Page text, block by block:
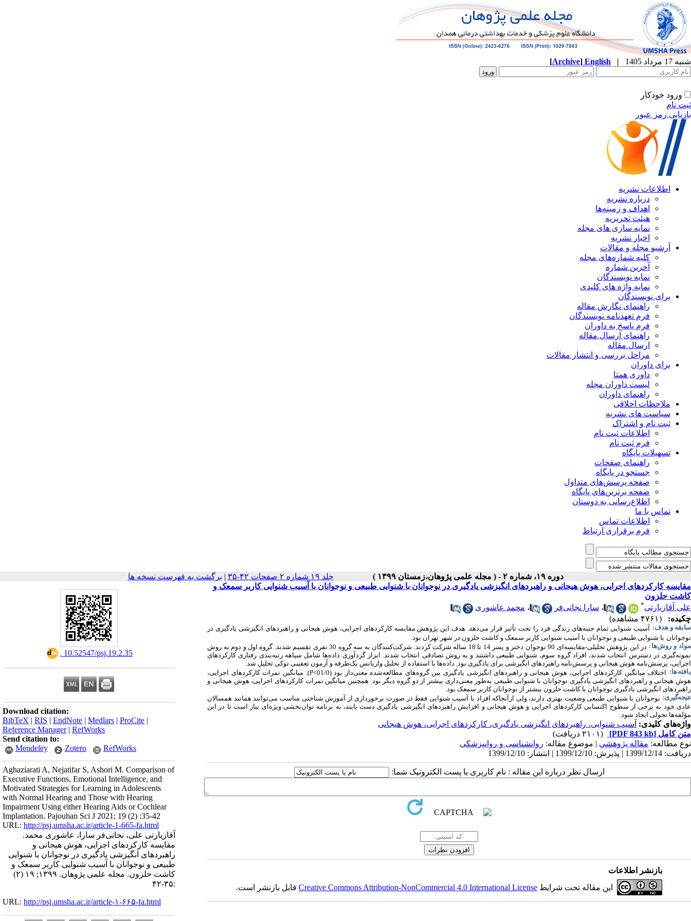
شنبه 17 مرداد 1405 |
English
[Archive]
ورود خودکار
ثبت نام
بازیابی رمز عبور
اطلاعات نشریه
درباره نشریه
اهداف و زمینه‌ها
هیئت تحریریه
نمایه سازی های مجله
اخبار نشریه
آرشیو مجله و مقالات
کلیه شماره‌های مجله
آخرین شماره
نمایه نویسندگان
نمایه واژه های کلیدی
برای نویسندگان
راهنمای نگارش مقاله
فرم تعهدنامه نویسندگان
فرم پاسخ به داوران
راهنمای ارسال مقاله
ارسال مقاله
مراحل بررسی و انتشار مقالات
برای داوران
داوری همتا
لیست داوران مجله
راهنمای داوران
ملاحظات اخلاقی
سیاست های نشریه
ثبت نام و اشتراک
اطلاعات ثبت نام
فرم ثبت نام
تسهیلات پایگاه
راهنمای صفحات
جستجو در پایگاه
صفحه پرسش‌های متداول
صفحه برترین‌های پایگاه
اطلاع‌رسانی به دوستان
تماس با ما
اطلاعات تماس
فرم برقراری ارتباط
دوره ۱۹، شماره ۲ - ( مجله علمی پژوهان،زمستان ۱۳۹۹ ) جلد ۱۹ شماره ۲ صفحات ۴۲-۳۵ | برگشت به فهرست نسخه ها
‎ 10.52547/psj.19.2.35
Download citation:
BibTeX | RIS | EndNote | Medlars | ProCite |
Reference Manager| RefWorks
Send citation to:
Mendeley
Zotero RefWorks
Aghaziarati A, Nejatifar S, Ashori M. Comparison of
Executive Functions, Emotional Intelligence, and
Motivated Strategies for Learning in Adolescents
with Normal Hearing and Those with Hearing
Impairment Using either Hearing Aids or Cochlear
Implantation. Pajouhan Sci J 2021; 19 (2) :35-42
URL: http://psj.umsha.ac.ir/article-1-665-fa.html
آقازیارتی علی، نجاتی‌فر سارا، عاشوری محمد.
مقایسه کارکرد‌های اجرایی، هوش هیجانی و
راهبرد‌های انگیزشی یادگیری در نوجوانان با شنوایی
طبیعی و نوجوانان با آسیب شنوایی کاربر سمعک و
کاشت حلزون. مجله علمی پژوهان. ۱۳۹۹; ۱۹ (۲)
:۳۵-۴۲
URL: http://psj.umsha.ac.ir/article-۱-۶۶۵-fa.html
مقایسه کارکرد‌های اجرایی، هوش هیجانی و راهبرد‌های انگیزشی یادگیری در نوجوانان با شنوایی طبیعی و نوجوانان با آسیب شنوایی کاربر سمعک و
کاشت حلزون
علی آقازیارتی* ، سارا نجاتی‌فر ، محمد عاشوری
چکیده:
(۴۷۶۱ مشاهده)
سابقه و هدف: آسیب شنوایی تمام جنبه‌های زندگی فرد را تحت تأثیر قرار می‌دهد. هدف این پژوهش مقایسه کارکردهای اجرایی، هوش هیجانی و راهبردهای انگیزشی یادگیری در
نوجوانان با شنوایی طبیعی و نوجوانان با آسیب شنوایی کاربر سمعک و کاشت حلزون در شهر تهران بود.
مواد و روش‌‌ها:
در این پژوهش تحلیلی-مقایسه‌ای 90 نوجوان دختر و پسر 14 تا 18 ساله شرکت کردند. شرکت‌کنندگان به سه گروه 30 نفری تقسیم شدند. گروه اول و دوم به روش
نمونه‌گیری در دسترس انتخاب شدند، افراد گروه سوم، شنوایی طبیعی داشتند و به روش تصادفی انتخاب شدند. ابزار گردآوری داده‌ها شامل سیاهه رتبه‌بندی رفتاری کارکردهای
اجرایی، پرسش‌نامه هوش هیجانی و پرسش‌نامه راهبردهای انگیزشی برای یادگیری بود. داده‌ها با استفاده از تحلیل واریانس یک‌طرفه و آزمون تعقیبی توکی تحلیل شد.
یافته‌ها: اختلاف میانگین کارکردهای اجرایی، هوش هیجانی و راهبردهای انگیزشی یادگیری بین گروه‌های مطالعه‌شده معنی‌دار بود (01/0 P<). میانگین نمرات کارکردهای اجرایی،
هوش هیجانی و راهبردهای انگیزشی یادگیری نوجوانان با شنوایی طبیعی به‌طور معنی‌داری بیشتر از دو گروه دیگر بود. همچنین میانگین نمرات کارکردهای اجرایی، هوش هیجانی و
راهبردهای انگیزشی یادگیری نوجوانان با کاشت حلزون بیشتر از نوجوانان کاربر سمعک بود.
نتیجه‌گیری: نوجوانان با شنوایی طبیعی وضعیت بهتری دارند، ولی ازآنجاکه افراد با آسیب شنوایی فقط در صورت برخورداری از آموزش شناختی مناسب می‌توانند همانند همسالان
عادی خود به برخی از سطوح اکتسابی کارکرد‌های اجرایی و هوش هیجانی و افزایش راهبردهای انگیزشی یادگیری دست یابند، به برنامه توان‌بخشی ویژه‌ای نیاز است تا در این
مؤلفه‌ها تحولی ایجاد شود.
واژه‌های کلیدی: آسیب شنوایی، راهبردهای انگیزشی یادگیری، کارکردهای اجرایی، هوش هیجانی
متن کامل [PDF 843 kb]
(۲۱۰۱ دریافت)
نوع مطالعه: مقاله پژوهشي | موضوع مقاله: روانشناسی و روانپزشکی
دریافت: 1399/12/14 | پذیرش: 1399/12/10 | انتشار: 1399/12/10
ارسال نظر درباره این مقاله : نام کاربری یا پست الکترونیک شما:
بازنشر اطلاعات
این مقاله تحت شرایط Creative Commons Attribution-NonCommercial 4.0 International Licenseقابل بازنشر است.